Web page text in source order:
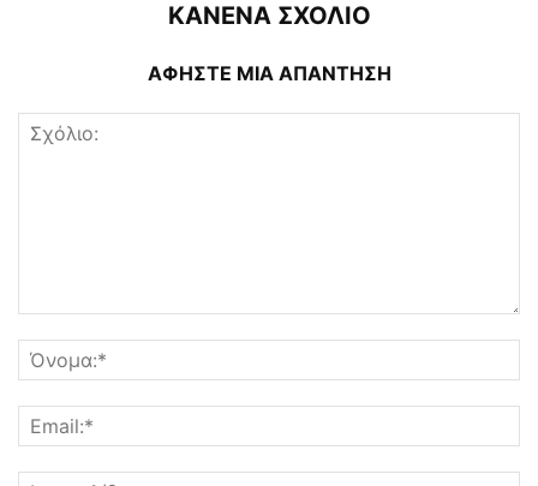
ΚΑΝΕΝΑ ΣΧΟΛΙΟ
ΑΦΗΣΤΕ ΜΙΑ ΑΠΑΝΤΗΣΗ